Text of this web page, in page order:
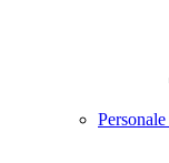
Personale